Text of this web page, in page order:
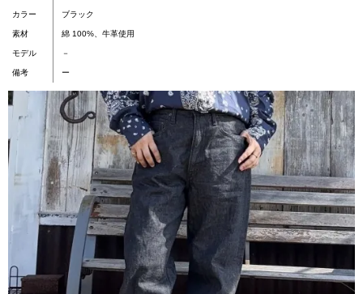
カラー ブラック
素材 綿 100%、牛革使用
モデル －
備考 ー